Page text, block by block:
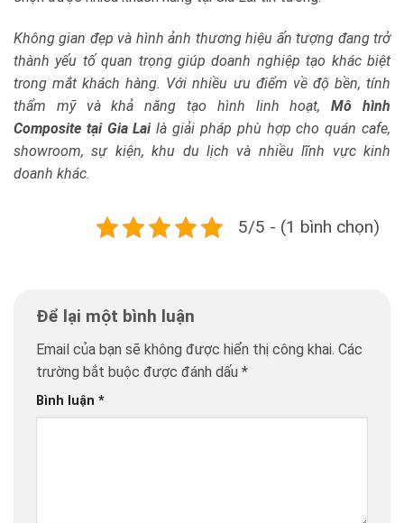
Không gian đẹp và hình ảnh thương hiệu ấn tượng đang trở
thành yếu tố quan trọng giúp doanh nghiệp tạo khác biệt
trong mắt khách hàng. Với nhiều ưu điểm về độ bền, tính
thẩm mỹ và khả năng tạo hình linh hoạt,Mô hình
Composite tại Gia Lailà giải pháp phù hợp cho quán cafe,
showroom, sự kiện, khu du lịch và nhiều lĩnh vực kinh
doanh khác.
5/5 - (1 bình chọn)
Để lại một bình luận
Email của bạn sẽ không được hiển thị công khai. Các
trường bắt buộc được đánh dấu *
Bình luận *